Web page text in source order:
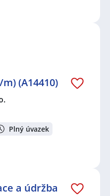
(A14410)
Plný úvazek
a údržba